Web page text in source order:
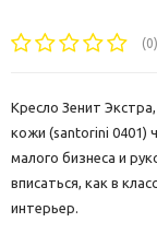
(0)
Кресло Зенит
кожи (santorini 0401)
малого бизнеса и
вписаться, как в
интерьер.